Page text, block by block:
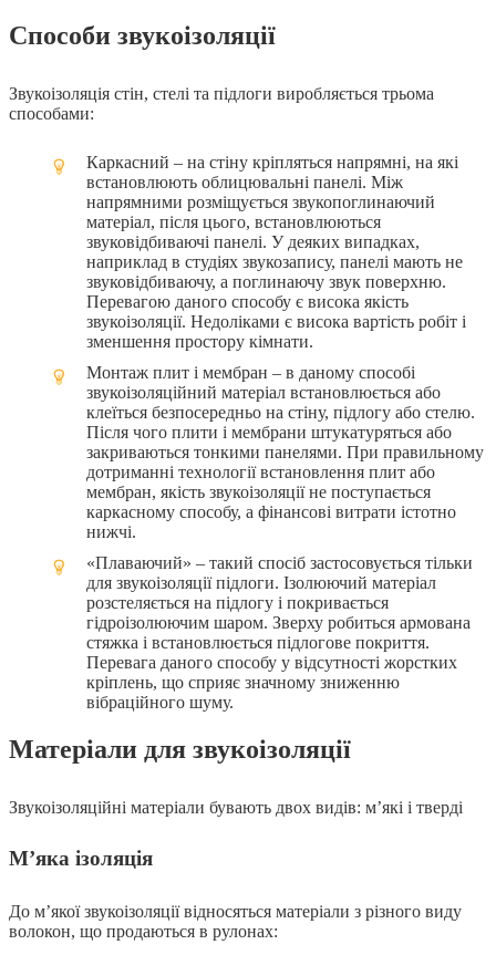
Cпособи звукоізоляції
Звукоізоляція стін, стелі та підлоги виробляється трьома
способами:
Каркасний – на стіну кріпляться напрямні, на які
встановлюють облицювальні панелі. Між
напрямними розміщується звукопоглинаючий
матеріал, після цього, встановлюються
звуковідбиваючі панелі. У деяких випадках,
наприклад в студіях звукозапису, панелі мають не
звуковідбиваючу, а поглинаючу звук поверхню.
Перевагою даного способу є висока якість
звукоізоляції. Недоліками є висока вартість робіт і
зменшення простору кімнати.
Монтаж плит і мембран – в даному способі
звукоізоляційний матеріал встановлюється або
клеїться безпосередньо на стіну, підлогу або стелю.
Після чого плити і мембрани штукатуряться або
закриваються тонкими панелями. При правильному
дотриманні технології встановлення плит або
мембран, якість звукоізоляції не поступається
каркасному способу, а фінансові витрати істотно
нижчі.
«Плаваючий» – такий спосіб застосовується тільки
для звукоізоляції підлоги. Ізолюючий матеріал
розстеляється на підлогу і покривається
гідроізолюючим шаром. Зверху робиться армована
стяжка і встановлюється підлогове покриття.
Перевага даного способу у відсутності жорстких
кріплень, що сприяє значному зниженню
вібраційного шуму.
Матеріали для звукоізоляції
Звукоізоляційні матеріали бувають двох видів: м’які і тверді
М’яка ізоляція
До м’якої звукоізоляції відносяться матеріали з різного виду
волокон, що продаються в рулонах: